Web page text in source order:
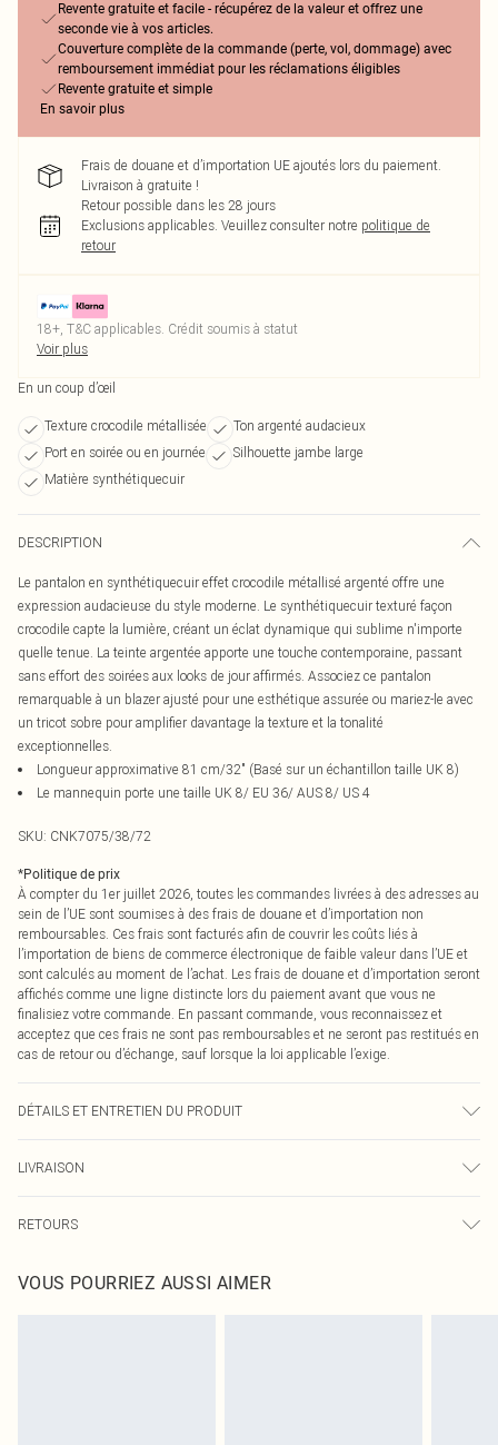
Revente gratuite et facile - récupérez de la valeur et offrez une
seconde vie à vos articles.
Couverture complète de la commande (perte, vol, dommage) avec
remboursement immédiat pour les réclamations éligibles
Revente gratuite et simple
En savoir plus
Frais de douane et d’importation UE ajoutés lors du paiement.
Livraison à gratuite !
Retour possible dans les 28 jours
Exclusions applicables. Veuillez consulter notre politique de
retour
18+, T&C applicables. Crédit soumis à statut
Voir plus
En un coup d’œil
Texture crocodile métallisée
Ton argenté audacieux
Port en soirée ou en journée
Silhouette jambe large
Matière synthétiquecuir
DESCRIPTION
Le pantalon en synthétiquecuir effet crocodile métallisé argenté offre une
expression audacieuse du style moderne. Le synthétiquecuir texturé façon
crocodile capte la lumière, créant un éclat dynamique qui sublime n'importe
quelle tenue. La teinte argentée apporte une touche contemporaine, passant
sans effort des soirées aux looks de jour affirmés. Associez ce pantalon
remarquable à un blazer ajusté pour une esthétique assurée ou mariez-le avec
un tricot sobre pour amplifier davantage la texture et la tonalité
exceptionnelles.
Longueur approximative 81 cm/32" (Basé sur un échantillon taille UK 8)
Le mannequin porte une taille UK 8/ EU 36/ AUS 8/ US 4
SKU: CNK7075/38/72
*Politique de prix
À compter du 1er juillet 2026, toutes les commandes livrées à des adresses au
sein de l’UE sont soumises à des frais de douane et d’importation non
remboursables. Ces frais sont facturés afin de couvrir les coûts liés à
l’importation de biens de commerce électronique de faible valeur dans l’UE et
sont calculés au moment de l’achat. Les frais de douane et d’importation seront
affichés comme une ligne distincte lors du paiement avant que vous ne
finalisiez votre commande. En passant commande, vous reconnaissez et
acceptez que ces frais ne sont pas remboursables et ne seront pas restitués en
cas de retour ou d’échange, sauf lorsque la loi applicable l’exige.
DÉTAILS ET ENTRETIEN DU PRODUIT
déteindre.
LIVRAISON
Livraison express France
Jusqu'à 2-3 jours ouvrables
RETOURS
pour nous retourner un article.
VOUS POURRIEZ AUSSI AIMER